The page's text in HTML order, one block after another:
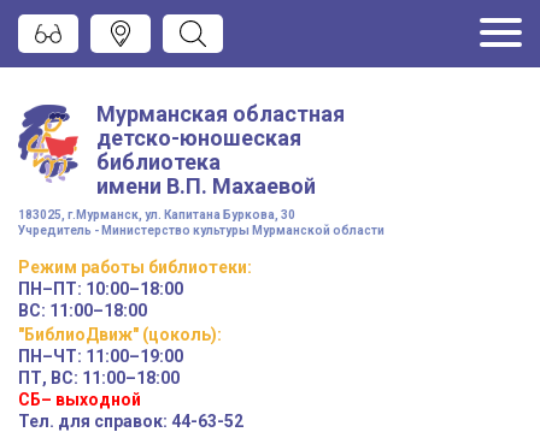
Мурманская областная
детско-юношеская
библиотека
имени В.П. Махаевой
183025, г.Мурманск, ул. Капитана Буркова, 30
Учредитель - Министерство культуры Мурманской области
Режим работы библиотеки:
ПН–ПТ: 10:00–18:00
ВС: 11:00–18:00
"БиблиоДвиж" (цоколь):
ПН–ЧТ: 11:00–19:00
ПТ, ВС: 11:00–18:00
СБ– выходной
Тел. для справок: 44-63-52